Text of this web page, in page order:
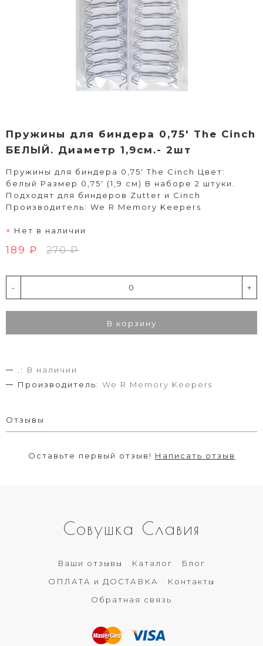
Пружины для биндера 0,75' The Cinch
БЕЛЫЙ. Диаметр 1,9см.- 2шт
Пружины для биндера 0,75' The Cinch Цвет:
белый Размер 0,75' (1,9 см) В наборе 2 штуки.
Подходят для биндеров Zutter и Cinch
Производитель: We R Memory Keepers
Нет в наличии
189 ₽ 270 ₽
- +
В корзину
.:
В наличии
Производитель: We R Memory Keepers
Отзывы
Оставьте первый отзыв! Написать отзыв
Совушка Славия
Ваши отзывы Каталог
Блог
ОПЛАТА и ДОСТАВКА
Контакты
Обратная связь